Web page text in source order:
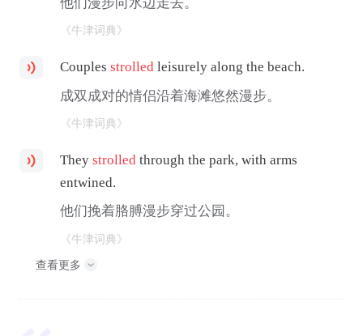
《牛津词典》
Couplesstrolled leisurely along the beach.
成双成对的情侣沿着海滩悠然漫步。
《牛津词典》
Theystrolled through the park, with arms
entwined.
他们挽着胳膊漫步穿过公园。
《牛津词典》
查看更多